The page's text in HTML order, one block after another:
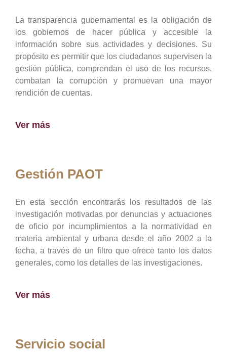
La transparencia gubernamental es la obligación de
los gobiernos de hacer pública y accesible la
información sobre sus actividades y decisiones. Su
propósito es permitir que los ciudadanos supervisen la
gestión pública, comprendan el uso de los recursos,
combatan la corrupción y promuevan una mayor
rendición de cuentas.
Ver más
Gestión PAOT
En esta sección encontrarás los resultados de las
investigación motivadas por denuncias y actuaciones
de oficio por incumplimientos a la normatividad en
materia ambiental y urbana desde el año 2002 a la
fecha, a través de un filtro que ofrece tanto los datos
generales, como los detalles de las investigaciones.
Ver más
Servicio social